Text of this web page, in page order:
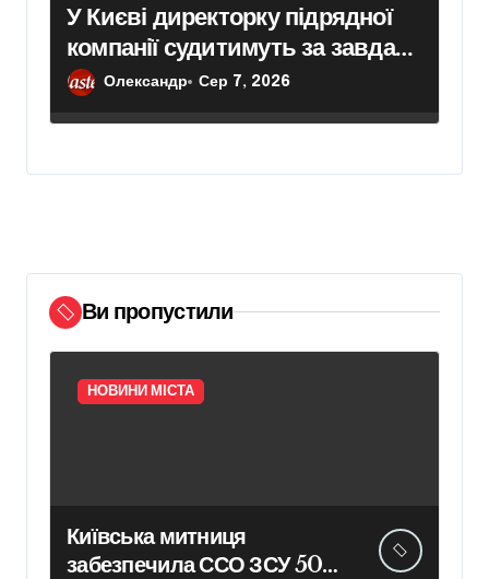
У Києві директорку підрядної
компанії судитимуть за завдані
збитки під час ремонту зони
Олександр Сер 7, 2026
Ви пропустили
НОВИНИ МІСТА
Київська митниця
забезпечила ССО ЗСУ 50